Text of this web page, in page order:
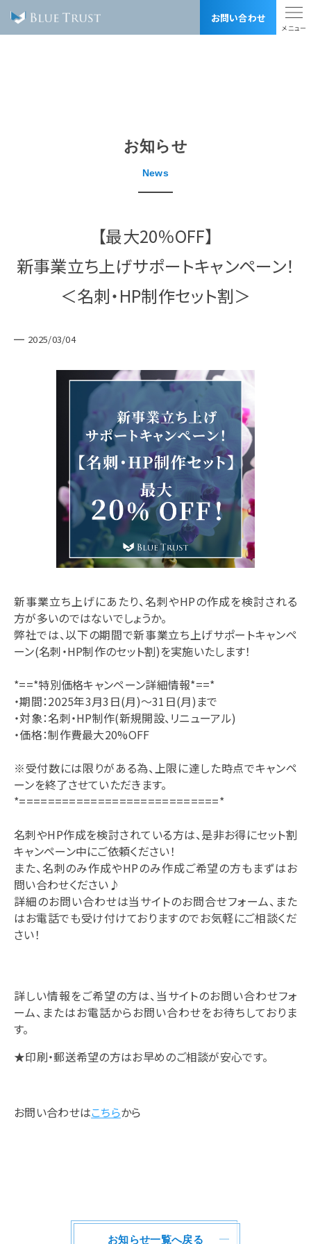
お問い合わせ
〒170-0012
東京都豊島区上池袋1-8-1 2F, 3F（受付3F）
営業時間 10:00-20:00 （土日祝定休）
TEL 03-6903-5113 FAX 03-6903-5114
BlueTrust公式
WebBuddy公式
©2018-2022 BLUE TRUST Co.,Ltd.
お知らせ
News
【最大20％OFF】
新事業立ち上げサポートキャンペーン！
＜名刺・HP制作セット割＞
2025/03/04
新事業立ち上げにあたり、名刺やHPの作成を検討される
方が多いのではないでしょうか。
弊社では、以下の期間で新事業立ち上げサポートキャンペ
ーン(名刺・HP制作のセット割)を実施いたします！
*==*特別価格キャンペーン詳細情報*==*
・期間：2025年3月3日(月)～31日(月)まで
・対象：名刺・HP制作(新規開設、リニューアル)
・価格：制作費最大20%OFF
※受付数には限りがある為、上限に達した時点でキャンペ
ーンを終了させていただきます。
*============================*
名刺やHP作成を検討されている方は、是非お得にセット割
キャンペーン中にご依頼ください！
また、名刺のみ作成やHPのみ作成ご希望の方もまずはお
問い合わせください♪
詳細のお問い合わせは当サイトのお問合せフォーム、また
はお電話でも受け付けておりますのでお気軽にご相談くだ
さい！
詳しい情報をご希望の方は、当サイトのお問い合わせフォ
ーム、またはお電話からお問い合わせをお待ちしておりま
す。
★印刷・郵送希望の方はお早めのご相談が安心です。
お問い合わせはこちらから
お知らせ一覧へ戻る